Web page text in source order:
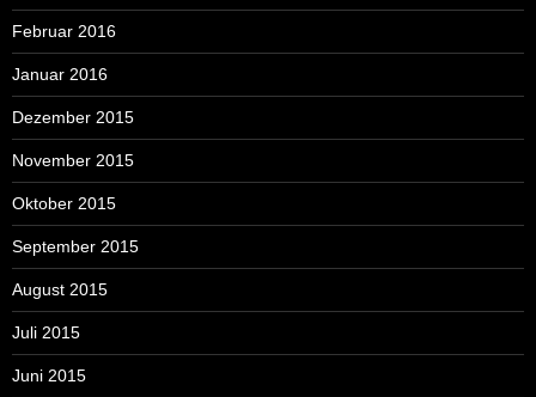
Februar 2016
Januar 2016
Dezember 2015
November 2015
Oktober 2015
September 2015
August 2015
Juli 2015
Juni 2015